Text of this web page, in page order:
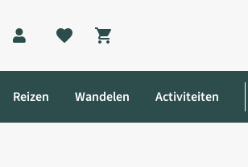
Shopping cart
Reizen Wandelen Activiteiten